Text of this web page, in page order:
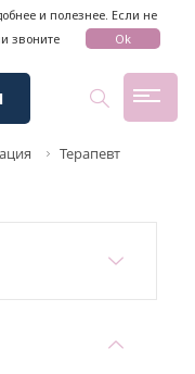
и полезнее. Если не
звоните
Ok
Терапевт